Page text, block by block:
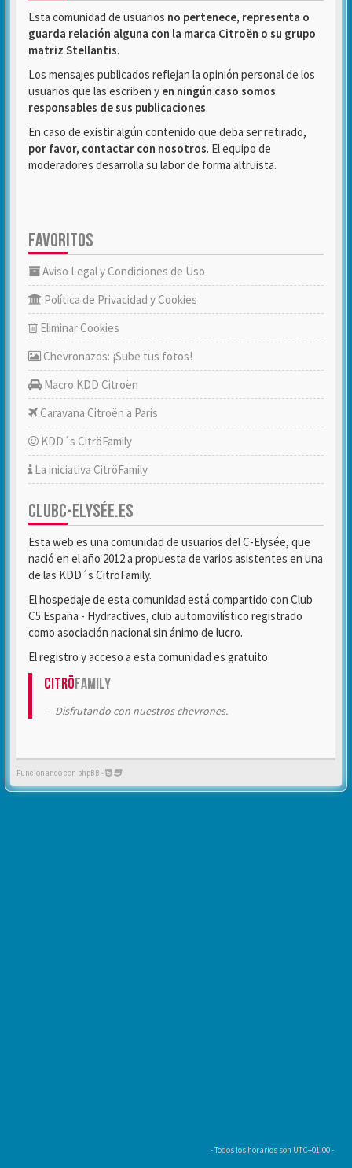
Esta comunidad de usuarios no pertenece, representa o
guarda relación alguna con la marca Citroën o su grupo
matriz Stellantis.
Los mensajes publicados reflejan la opinión personal de los
usuarios que las escriben y en ningún caso somos
responsables de sus publicaciones.
En caso de existir algún contenido que deba ser retirado,
por favor, contactar con nosotros. El equipo de
moderadores desarrolla su labor de forma altruista.
FAVORITOS
Aviso Legal y Condiciones de Uso
Política de Privacidad y Cookies
Eliminar Cookies
Chevronazos: ¡Sube tus fotos!
Macro KDD Citroën
Caravana Citroën a París
KDD´s CitröFamily
La iniciativa CitröFamily
CLUBC-ELYSÉE.ES
Esta web es una comunidad de usuarios del C-Elysée, que
nació en el año 2012 a propuesta de varios asistentes en una
de las KDD´s CitroFamily.
El hospedaje de esta comunidad está compartido con Club
C5 España - Hydractives, club automovilístico registrado
como asociación nacional sin ánimo de lucro.
El registro y acceso a esta comunidad es gratuito.
CitröFamily
Disfrutando con nuestros chevrones.
Funcionando con phpBB -
- Todos los horarios son UTC+01:00-